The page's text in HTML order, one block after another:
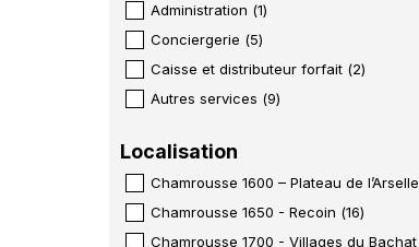
Administration (1)
Conciergerie (5)
Caisse et distributeur forfait (2)
Autres services (9)
Localisation
Chamrousse 1600 – Plateau de l’Arselle
Chamrousse 1650 - Recoin (16)
Chamrousse 1700 - Villages du Bachat